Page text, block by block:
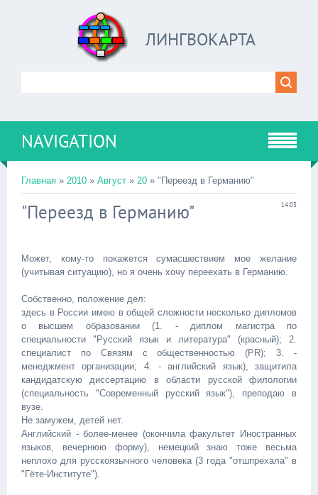
ЛИНГВОКАРТА
NAVIGATION
Главная » 2010 » Август » 20 » "Переезд в Германию"
14:03
"Переезд в Германию"
Может, кому-то покажется сумасшествием мое желание
(учитывая ситуацию), но я очень хочу переехать в Германию.
Собственно, положение дел:
здесь в России имею в общей сложности несколько дипломов
о высшем образовании (1. - диплом магистра по
специальности "Русский язык и литература" (красный); 2.
специалист по Связям с общественностью (PR); 3. -
менеджмент организации; 4. - английский язык), защитила
кандидатскую диссертацию в области русской филологии
(специальность "Современный русский язык"), преподаю в
вузе.
Не замужем, детей нет.
Английский - более-менее (окончила факультет Иностранных
языков, вечернюю форму), немецкий знаю тоже весьма
неплохо для русскоязычного человека (3 года "отшпрехала" в
"Гёте-Институте").